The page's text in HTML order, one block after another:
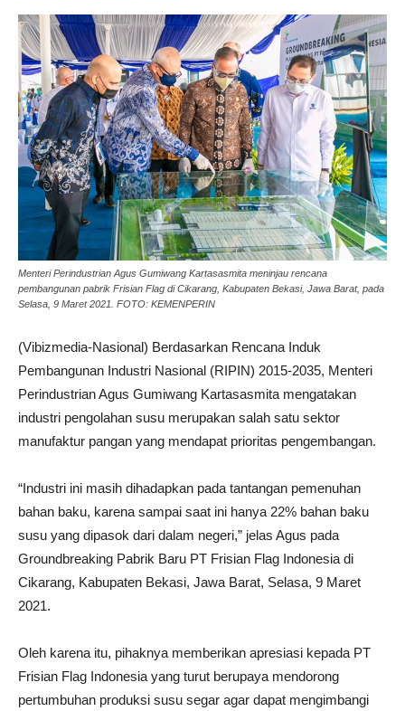
Menteri Perindustrian Agus Gumiwang Kartasasmita meninjau rencana
pembangunan pabrik Frisian Flag di Cikarang, Kabupaten Bekasi, Jawa Barat, pada
Selasa, 9 Maret 2021. FOTO: KEMENPERIN
(Vibizmedia-Nasional) Berdasarkan Rencana Induk
Pembangunan Industri Nasional (RIPIN) 2015-2035, Menteri
Perindustrian Agus Gumiwang Kartasasmita mengatakan
industri pengolahan susu merupakan salah satu sektor
manufaktur pangan yang mendapat prioritas pengembangan.
“Industri ini masih dihadapkan pada tantangan pemenuhan
bahan baku, karena sampai saat ini hanya 22% bahan baku
susu yang dipasok dari dalam negeri,” jelas Agus pada
Groundbreaking Pabrik Baru PT Frisian Flag Indonesia di
Cikarang, Kabupaten Bekasi, Jawa Barat, Selasa, 9 Maret
2021.
Oleh karena itu, pihaknya memberikan apresiasi kepada PT
Frisian Flag Indonesia yang turut berupaya mendorong
pertumbuhan produksi susu segar agar dapat mengimbangi